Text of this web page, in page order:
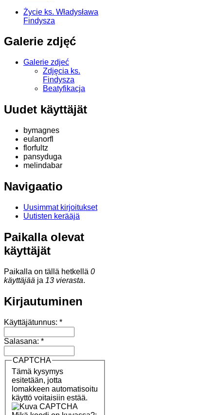
Życie ks. Władysława
Findysza
Galerie zdjęć
Galerie zdjeć
Zdjęcia ks.
Findysza
Beatyfikacja
Uudet käyttäjät
bymagnes
eulanorfl
florfultz
pansyduga
melindabar
Navigaatio
Uusimmat kirjoitukset
Uutisten kerääjä
Paikalla olevat
käyttäjät
Paikalla on tällä hetkellä 0
käyttäjää ja 13 vierasta.
Kirjautuminen
Käyttäjätunnus: *
Salasana: *
CAPTCHA
Tämä kysymys
esitetään, jotta
lomakkeen automatisoitu
käyttö voitaisiin estää.